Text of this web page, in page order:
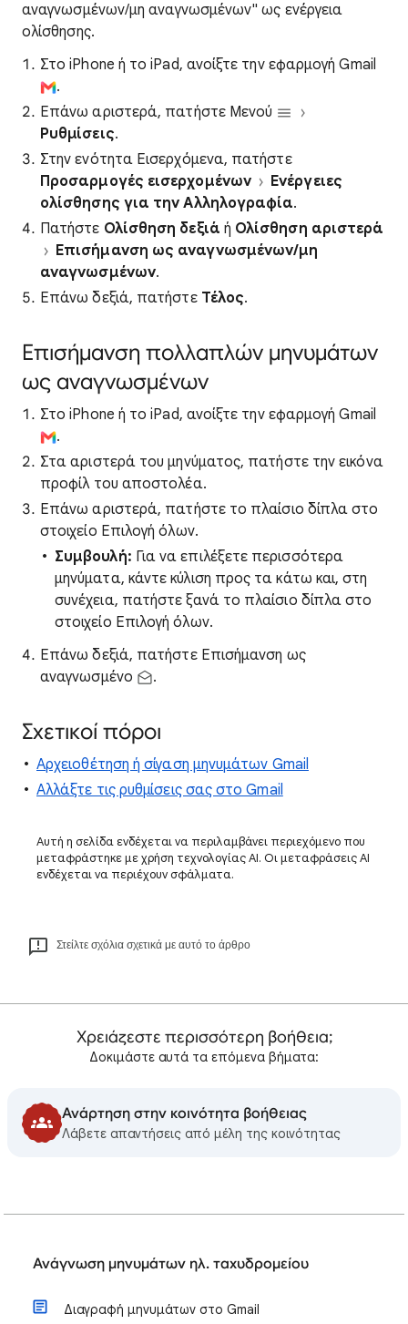
αναγνωσμένων/μη αναγνωσμένων" ως ενέργεια
ολίσθησης.
Στο iPhone ή το iPad, ανοίξτε την εφαρμογή Gmail
.
Επάνω αριστερά, πατήστε Μενού
Ρυθμίσεις.
Στην ενότητα Εισερχόμενα, πατήστε
Προσαρμογές εισερχομένων
Ενέργειες
ολίσθησης για την Αλληλογραφία.
Πατήστε Ολίσθηση δεξιά ή Ολίσθηση αριστερά
Επισήμανση ως αναγνωσμένων/μη
αναγνωσμένων.
Επάνω δεξιά, πατήστε Τέλος.
Επισήμανση πολλαπλών μηνυμάτων
ως αναγνωσμένων
Στο iPhone ή το iPad, ανοίξτε την εφαρμογή Gmail
.
Στα αριστερά του μηνύματος, πατήστε την εικόνα
προφίλ του αποστολέα.
Επάνω αριστερά, πατήστε το πλαίσιο δίπλα στο
στοιχείο Επιλογή όλων.
Συμβουλή: Για να επιλέξετε περισσότερα
μηνύματα, κάντε κύλιση προς τα κάτω και, στη
συνέχεια, πατήστε ξανά το πλαίσιο δίπλα στο
στοιχείο Επιλογή όλων.
Επάνω δεξιά, πατήστε Επισήμανση ως
αναγνωσμένο
.
Σχετικοί πόροι
Αρχειοθέτηση ή σίγαση μηνυμάτων Gmail
Αλλάξτε τις ρυθμίσεις σας στο Gmail
Αυτή η σελίδα ενδέχεται να περιλαμβάνει περιεχόμενο που
μεταφράστηκε με χρήση τεχνολογίας AI. Οι μεταφράσεις AI
ενδέχεται να περιέχουν σφάλματα.
Στείλτε σχόλια σχετικά με αυτό το άρθρο
Χρειάζεστε περισσότερη βοήθεια;
Δοκιμάστε αυτά τα επόμενα βήματα:
Ανάρτηση στην κοινότητα βοήθειας
Λάβετε απαντήσεις από μέλη της κοινότητας
Ανάγνωση μηνυμάτων ηλ. ταχυδρομείου
Διαγραφή μηνυμάτων στο Gmail